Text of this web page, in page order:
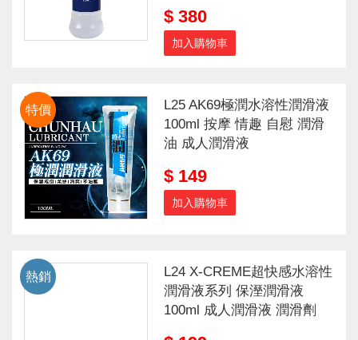
$ 380
加入購物車
L25 AK69極潤水溶性潤滑液
100ml 按摩 情趣 自慰 潤滑
油 成人潤滑液
$ 149
加入購物車
特價
L24 X-CREME超快感水溶性
潤滑液系列 保溼潤滑液
100ml 成人潤滑液 潤滑劑
熱銷